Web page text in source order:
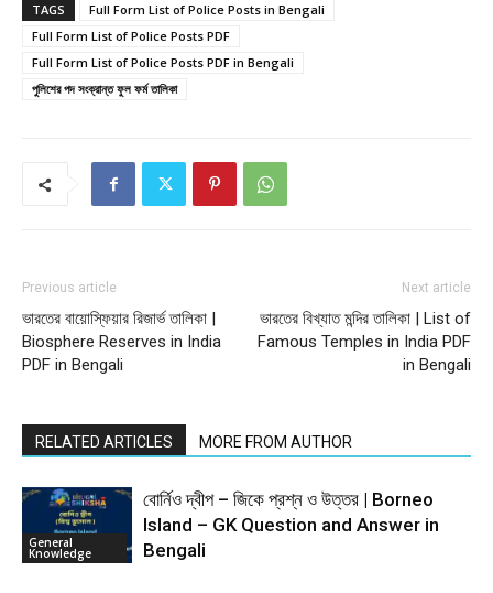
TAGS
Full Form List of Police Posts in Bengali
Full Form List of Police Posts PDF
Full Form List of Police Posts PDF in Bengali
পুলিশের পদ সংক্রান্ত ফুল ফর্ম তালিকা
Previous article
ভারতের বায়োস্ফিয়ার রিজার্ভ তালিকা |
Biosphere Reserves in India
PDF in Bengali
Next article
ভারতের বিখ্যাত মন্দির তালিকা | List of
Famous Temples in India PDF
in Bengali
RELATED ARTICLES MORE FROM AUTHOR
General
Knowledge
বোর্নিও দ্বীপ – জিকে প্রশ্ন ও উত্তর | Borneo
Island – GK Question and Answer in
Bengali